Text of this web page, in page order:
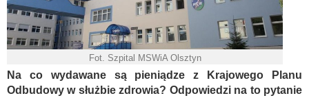
Fot. Szpital MSWiA Olsztyn
Na co wydawane są pieniądze z Krajowego Planu
Odbudowy w służbie zdrowia? Odpowiedzi na to pytanie